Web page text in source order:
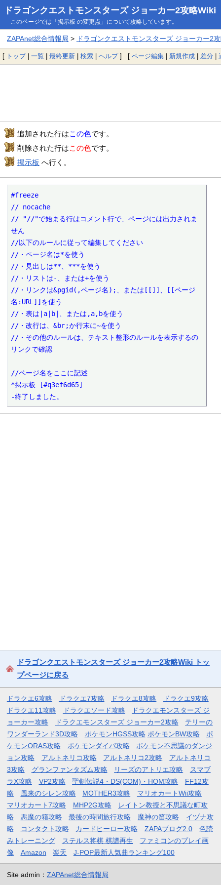
ドラゴンクエストモンスターズ ジョーカー2攻略Wiki
このページでは「掲示板 の変更点」について攻略しています。
ZAPAnet総合情報局 > ドラゴンクエストモンスターズ ジョーカー2
[ トップ| 一覧 | 最終更新 | 検索 | ヘルプ] [ ページ編集 | 新規作成 | 差分 |
追加された行はこの色です。
削除された行はこの色です。
掲示板 へ行く。
#freeze
// nocache
// "//"で始まる行はコメント行で、ページには出力されま
せん
//以下のルールに従って編集してください
//・ページ名は*を使う
//・見出しは**、***を使う
//・リストは-、または+を使う
//・リンクは&pgid(,ページ名);、または[[]]、[[ページ
名:URL]]を使う
//・表は|a|b|、または,a,bを使う
//・改行は、&br;か行末に~を使う
//・その他のルールは、テキスト整形のルールを表示するの
リンクで確認
//ページ名をここに記述
*掲示板 [#q3ef6d65]
-終了しました。
ドラゴンクエストモンスターズ ジョーカー2攻略Wiki トッ
プページに戻る
ドラクエ6攻略 ドラクエ7攻略 ドラクエ8攻略
ドラクエ9攻略
ドラクエ11攻略
ドラクエソード攻略
ドラクエモンスターズ ジ
ョーカー攻略
ドラクエモンスターズ ジョーカー2攻略
テリーの
ワンダーランド3D攻略
ポケモンHGSS攻略 ポケモンBW攻略
ポ
ケモンORAS攻略
ポケモンダイパ攻略
ポケモン不思議のダンジ
ョン攻略
アルトネリコ攻略 アルトネリコ2攻略
アルトネリコ
3攻略
グランファンタズム攻略 リーズのアトリエ攻略
スマブ
ラX攻略
VP2攻略 聖剣伝説4・DS(COM)・HOM攻略
FF12攻
略
風来のシレン攻略 MOTHER3攻略
マリオカートWii攻略
マリオカート7攻略
MHP2G攻略
レイトン教授と不思議な町攻
略
悪魔の箱攻略 最後の時間旅行攻略 魔神の笛攻略
イヅナ攻
略
コンタクト攻略 カードヒーロー攻略 ZAPAブログ2.0
色読
みトレーニング
ステルス将棋 棋譜再生
ファミコンのプレイ画
像
Amazon 楽天 J-POP最新人気曲ランキング100
Site admin： ZAPAnet総合情報局